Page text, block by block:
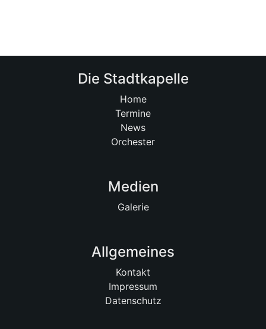
Die Stadtkapelle
Home
Termine
News
Orchester
Medien
Galerie
Allgemeines
Kontakt
Impressum
Datenschutz